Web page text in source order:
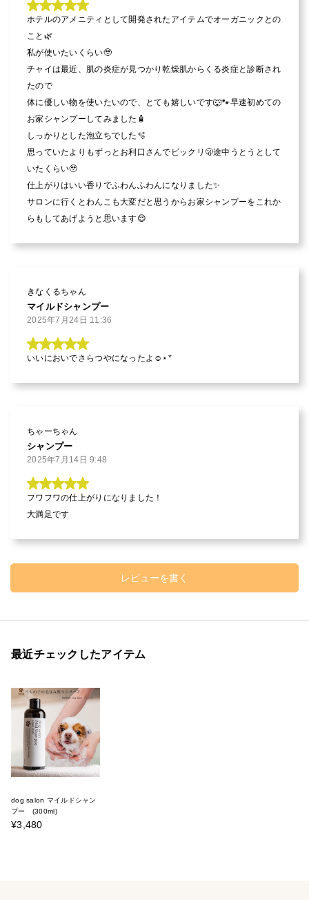
ホテルのアメニティとして開発されたアイテムでオーガニックとの
こと🌿
私が使いたいくらい🥹
チャイは最近、肌の炎症が見つかり乾燥肌からくる炎症と診断され
たので
体に優しい物を使いたいので、とても嬉しいです🐺🐾早速初めての
お家シャンプーしてみました🧴
しっかりとした泡立ちでした🫧
思っていたよりもずっとお利口さんでビックリ🫢途中うとうとして
いたくらい🥹
仕上がりはいい香りでふわんふわんになりました✨
サロンに行くとわんこも大変だと思うからお家シャンプーをこれか
らもしてあげようと思います😌
きなくるちゃん
マイルドシャンプー
2025年7月24日 11:36
いいにおいでさらつやになったよ☺️⋆*
ちゃーちゃん
シャンプー
2025年7月14日 9:48
フワフワの仕上がりになりました！
大満足です
レビューを書く
最近チェックしたアイテム
dog salon マイルドシャン
プー (300ml)
¥3,480